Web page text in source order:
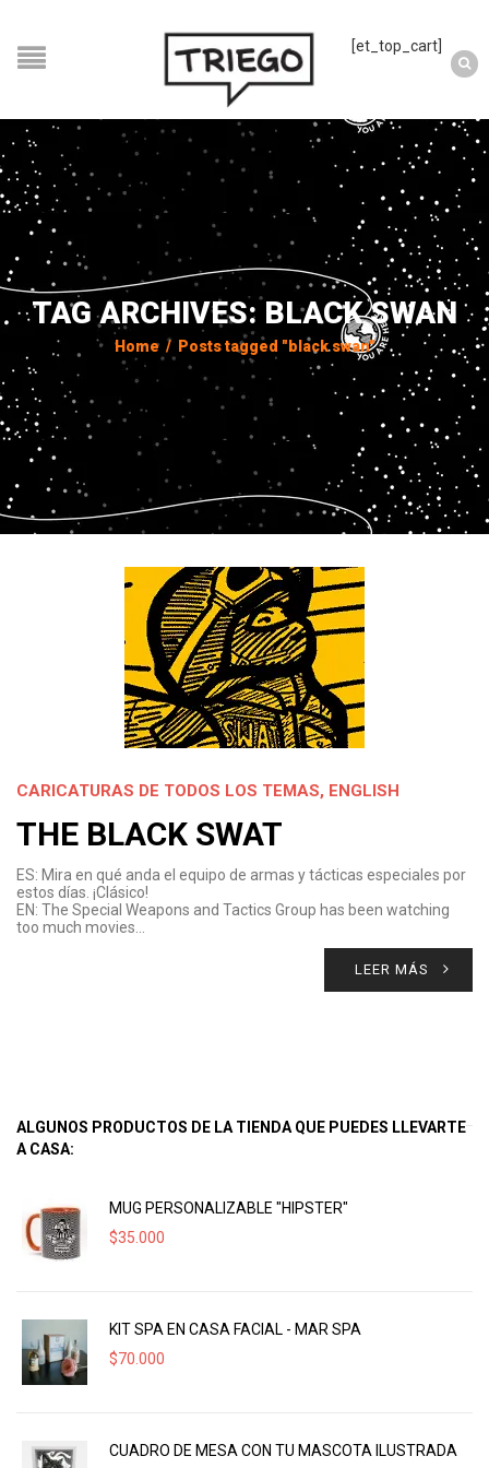
[et_top_cart]
TAG ARCHIVES: BLACK SWAN
Home / Posts tagged "black swan"
CARICATURAS DE TODOS LOS TEMAS, ENGLISH
THE BLACK SWAT
ES: Mira en qué anda el equipo de armas y tácticas especiales por
estos días. ¡Clásico!
EN: The Special Weapons and Tactics Group has been watching
too much movies…
LEER MÁS
ALGUNOS PRODUCTOS DE LA TIENDA QUE PUEDES LLEVARTE
A CASA:
MUG PERSONALIZABLE "HIPSTER"
$35.000
KIT SPA EN CASA FACIAL - MAR SPA
$70.000
CUADRO DE MESA CON TU MASCOTA ILUSTRADA